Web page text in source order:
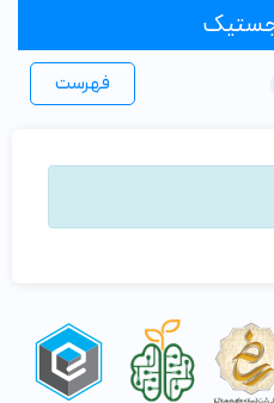
فهرست